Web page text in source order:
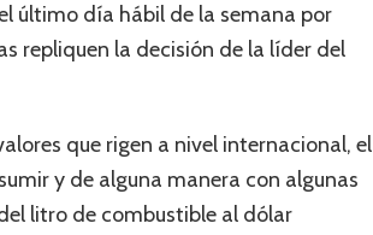
último día hábil de la semana por
repliquen la decisión de la líder del
que rigen a nivel internacional, el
y de alguna manera con algunas
litro de combustible al dólar